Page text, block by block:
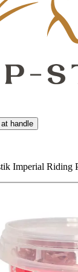
handle
Imperial Riding